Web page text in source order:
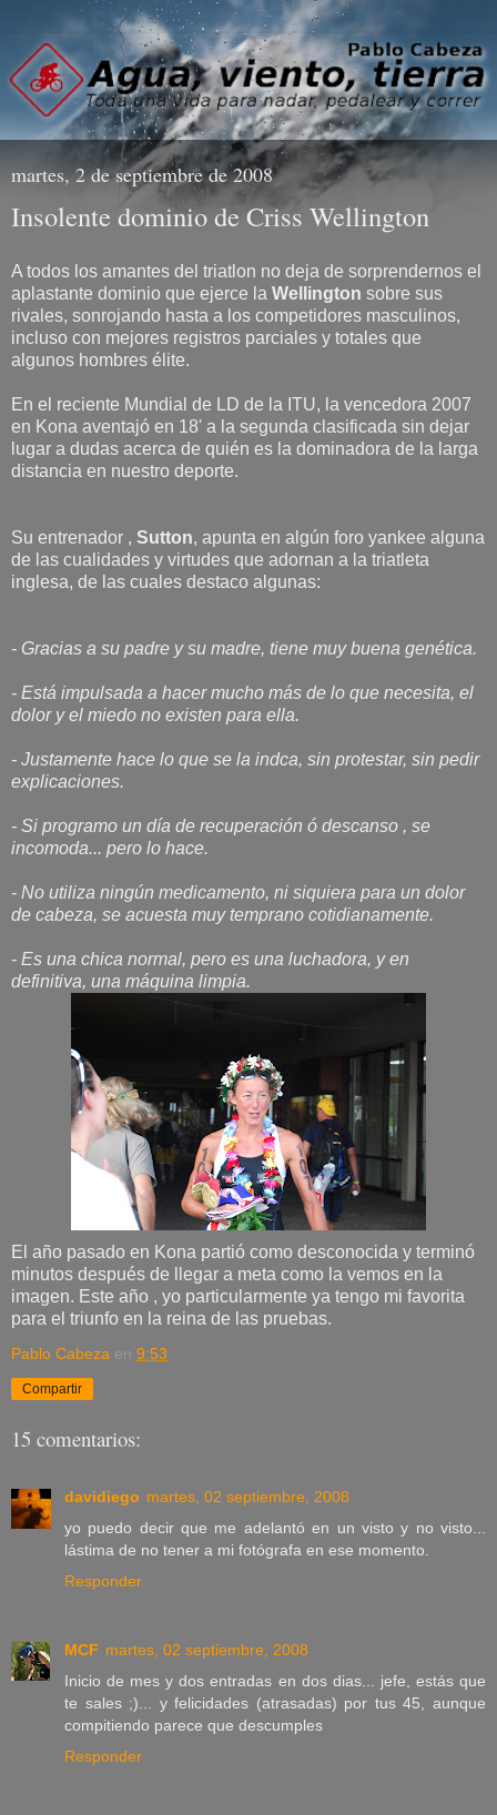
martes, 2 de septiembre de 2008
Insolente dominio de Criss Wellington
A todos los amantes del triatlon no deja de sorprendernos el
aplastante dominio que ejerce la Wellington sobre sus
rivales, sonrojando hasta a los competidores masculinos,
incluso con mejores registros parciales y totales que
algunos hombres élite.
En el reciente Mundial de LD de la ITU, la vencedora 2007
en Kona aventajó en 18' a la segunda clasificada sin dejar
lugar a dudas acerca de quién es la dominadora de la larga
distancia en nuestro deporte.
Su entrenador , Sutton, apunta en algún foro yankee alguna
de las cualidades y virtudes que adornan a la triatleta
inglesa, de las cuales destaco algunas:
- Gracias a su padre y su madre, tiene muy buena genética.
- Está impulsada a hacer mucho más de lo que necesita, el
dolor y el miedo no existen para ella.
- Justamente hace lo que se la indca, sin protestar, sin pedir
explicaciones.
- Si programo un día de recuperación ó descanso , se
incomoda... pero lo hace.
- No utiliza ningún medicamento, ni siquiera para un dolor
de cabeza, se acuesta muy temprano cotidianamente.
- Es una chica normal, pero es una luchadora, y en
definitiva, una máquina limpia.
El año pasado en Kona partió como desconocida y terminó
minutos después de llegar a meta como la vemos en la
imagen. Este año , yo particularmente ya tengo mi favorita
para el triunfo en la reina de las pruebas.
Pablo Cabeza en 9:53
Compartir
15 comentarios:
davidiego martes, 02 septiembre, 2008
yo puedo decir que me adelantó en un visto y no visto...
lástima de no tener a mi fotógrafa en ese momento.
Responder
MCF martes, 02 septiembre, 2008
Inicio de mes y dos entradas en dos dias... jefe, estás que
te sales ;)... y felicidades (atrasadas) por tus 45, aunque
compitiendo parece que descumples
Responder